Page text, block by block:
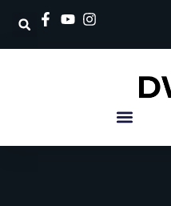
content